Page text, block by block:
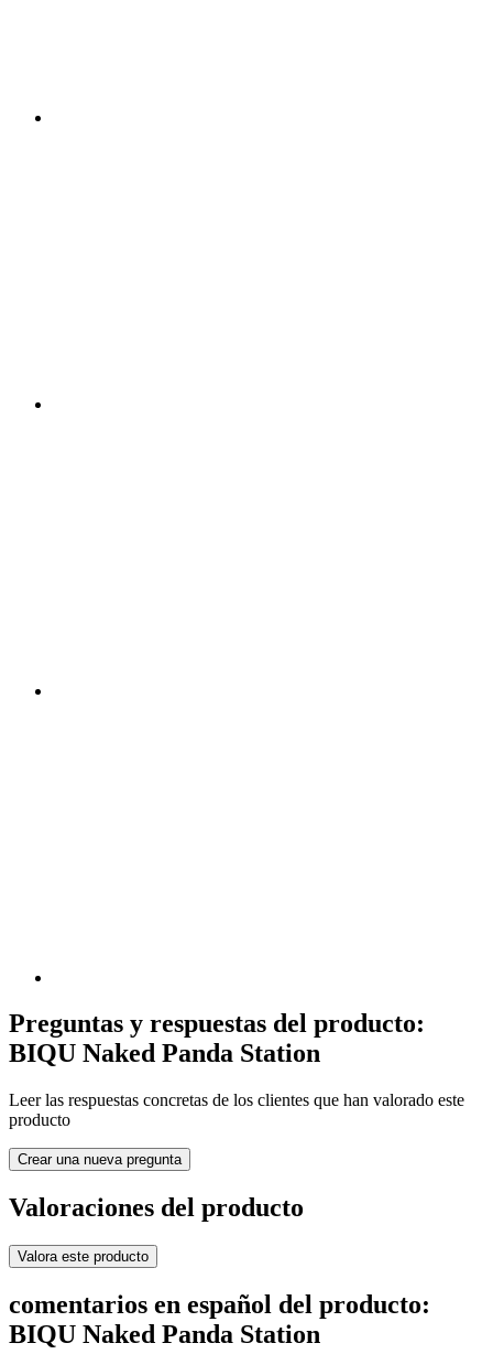
Preguntas y respuestas del producto:
BIQU Naked Panda Station
Leer las respuestas concretas de los clientes que han valorado este
producto
Crear una nueva pregunta
Valoraciones del producto
Valora este producto
comentarios en español del producto:
BIQU Naked Panda Station